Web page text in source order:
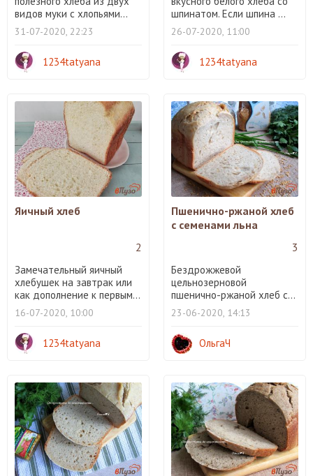
видов муки с хлопьями...
31-07-2020, 22:23
1234tatyana
шпинатом. Если шпина ...
26-07-2020, 11:00
1234tatyana
Яичный хлеб
2
Замечательный яичный
хлебушек на завтрак или
как дополнение к первым...
16-07-2020, 10:00
1234tatyana
Пшенично-ржаной хлеб
с семенами льна
3
Бездрожжевой
цельнозерновой
пшенично-ржаной хлеб с...
23-06-2020, 14:13
ОльгаЧ